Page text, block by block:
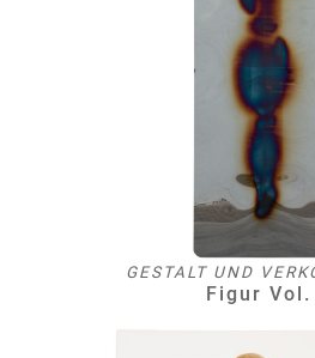
GESTALT UND
Figur Vol.